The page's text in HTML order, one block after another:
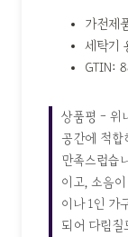
가전제
세탁기
GTIN:
상품평 - 위
공간에 적
만족스럽습
이고, 소음
이나 1인 가
되어 다림질